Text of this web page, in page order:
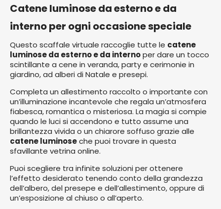
Catene luminose da esterno e da
interno per ogni occasione speciale
Questo scaffale virtuale raccoglie tutte le catene
luminose da esterno e da internoper dare un tocco
scintillante a cene in veranda, party e cerimonie in
giardino, ad alberi di Natale e presepi.
Completa un allestimento raccolto o importante con
un’illuminazione incantevole che regala un’atmosfera
fiabesca, romantica o misteriosa. La magia si compie
quando le luci si accendono e tutto assume una
brillantezza vivida o un chiarore soffuso grazie alle
catene luminoseche puoi trovare in questa
sfavillante vetrina online.
Puoi scegliere tra infinite soluzioni per ottenere
l’effetto desiderato tenendo conto della grandezza
dell’albero, del presepe e dell’allestimento, oppure di
un’esposizione al chiuso o all’aperto.